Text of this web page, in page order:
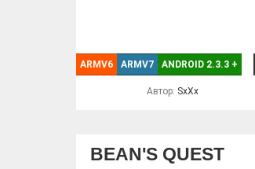
ARMV6 ARMV7 ANDROID 2.3.3 +
Автор: SxXx
BEAN'S QUEST